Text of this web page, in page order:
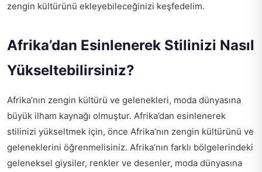
zengin kültürünü ekleyebileceğinizi keşfedelim.
Afrika’dan Esinlenerek Stilinizi Nasıl
Yükseltebilirsiniz?
Afrika’nın zengin kültürü ve gelenekleri, moda dünyasına
büyük ilham kaynağı olmuştur. Afrika’dan esinlenerek
stilinizi yükseltmek için, önce Afrika’nın zengin kültürünü ve
geleneklerini öğrenmelisiniz. Afrika’nın farklı bölgelerindeki
geleneksel giysiler, renkler ve desenler, moda dünyasına